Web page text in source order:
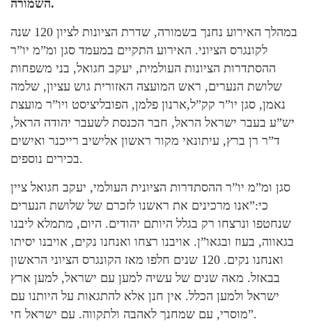
השמורה.
במהלך האירוע נחנך בשמורה, שדרת הציונות לציון 120 שנה
לקונגרס הציוני. האירוע התקיים במעמד סגן ומ”מ יו”ר
ההסתדרות הציונות העולמית, יעקב חגואל, בני משפחות
שלושת הנערים, ראש המועצה האזורית גוש עציון, שלמה
נאמן, סגן יו”ר קק”ל,ארנון פלמן, הפובליציסט ויו”ר מועצת
יש”ע בעבר ישראל הראל, חבר הכנסת לשעבר יהודה הראל,
ד”ר רן ברץ, עיתונאי מקור ראשון אלישיב רייכנר ואישים
בכירים נוספים.
סגן ומ”מ יו”ר ההסתדרות הציונית העולמי, יעקב חגואל ציין
כי:”אנו מרכינים את ראשנו לזכרם של שלושת הנערים
שנחטפו ונרצחו רק בגלל היותם יהודים. היום, מתמלא ליבנו
בגאווה, בעוז ובגאו”ן. אויבנו רצחו ואנחנו נקים, אויבנו יסיתו
ואנחנו נקים. 120 שנים חלפו מאז הקונגרס הציוני הראשון
בבאזל. מאה שנים של עשיה למען עם ישראל, למען ארץ
ישראל ולמען הכלל. אין חנן אלא להתגאות על היותנו עם
מוסרי, עם שמחנך לאהבה ולתקווה. עם ישראל חי”.